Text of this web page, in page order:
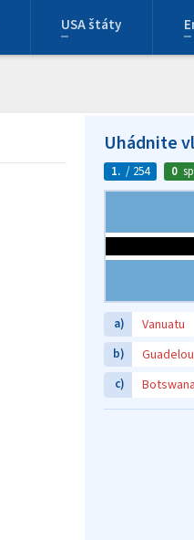
USA štáty
Uhádnite
1. / 254 0
a) Vanuatu
b)
c) Botswana